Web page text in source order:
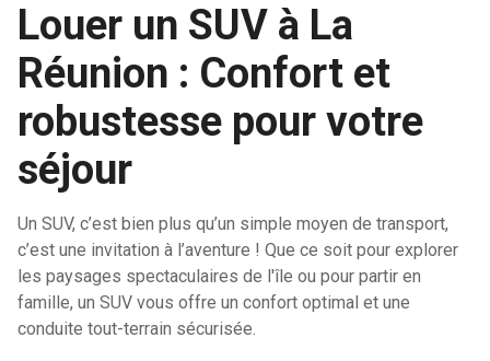
Louer un SUV à La
Réunion : Confort et
robustesse pour votre
séjour
Un SUV, c’est bien plus qu’un simple moyen de transport,
c’est une invitation à l’aventure ! Que ce soit pour explorer
les paysages spectaculaires de l'île ou pour partir en
famille, un SUV vous offre un confort optimal et une
conduite tout-terrain sécurisée.